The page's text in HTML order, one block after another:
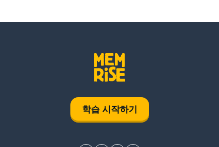
학습 시작하기